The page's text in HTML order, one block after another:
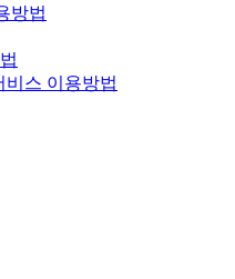
방법
비스 이용방법